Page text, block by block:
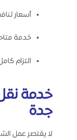
أسعار
خدمة
التزام
خدمة
جدة
لا يقتصر عمل